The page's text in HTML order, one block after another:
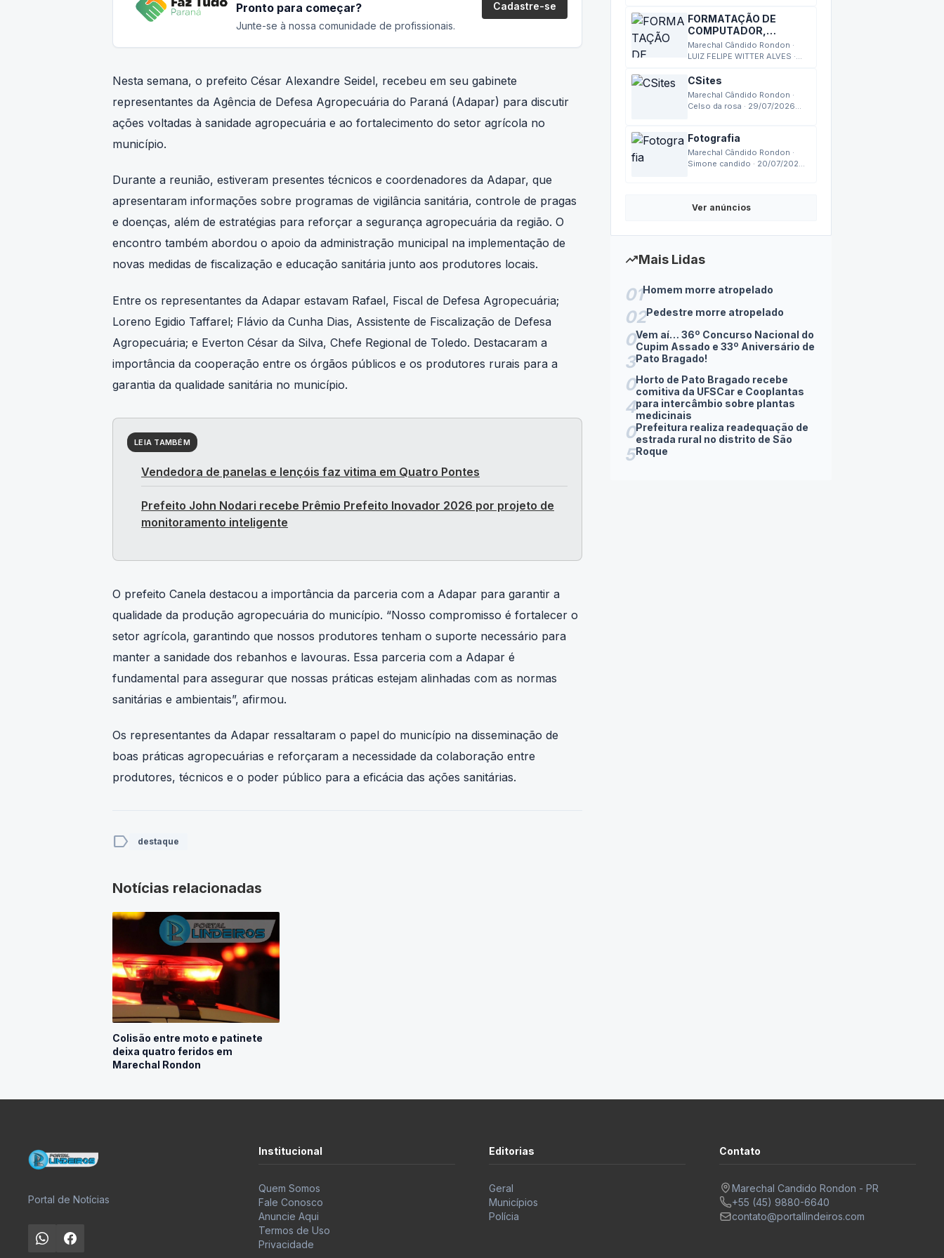
Junte-se à nossa comunidade de profissionais.
representantes da Agência de Defesa Agropecuária do Paraná (Adapar) para discutir
ações voltadas à sanidade agropecuária e ao fortalecimento do setor agrícola no
município.
apresentaram informações sobre programas de vigilância sanitária, controle de pragas
e doenças, além de estratégias para reforçar a segurança agropecuária da região. O
encontro também abordou o apoio da administração municipal na implementação de
novas medidas de fiscalização e educação sanitária junto aos produtores locais.
Loreno Egidio Taffarel; Flávio da Cunha Dias, Assistente de Fiscalização de Defesa
Agropecuária; e Everton César da Silva, Chefe Regional de Toledo. Destacaram a
importância da cooperação entre os órgãos públicos e os produtores rurais para a
garantia da qualidade sanitária no município.
LEIA TAMBÉM
Vendedora de panelas e lençóis faz vitima em Quatro Pontes
Prefeito John Nodari recebe Prêmio Prefeito Inovador 2026 por projeto de
monitoramento inteligente
qualidade da produção agropecuária do município. “Nosso compromisso é fortalecer o
setor agrícola, garantindo que nossos produtores tenham o suporte necessário para
manter a sanidade dos rebanhos e lavouras. Essa parceria com a Adapar é
fundamental para assegurar que nossas práticas estejam alinhadas com as normas
sanitárias e ambientais”, afirmou.
boas práticas agropecuárias e reforçaram a necessidade da colaboração entre
produtores, técnicos e o poder público para a eficácia das ações sanitárias.
MONTAGEM,
MANUTENÇÃO
Marechal Cândido Rondon ·
LUIZ FELIPE WITTER ALVES ·
03/08/2026 17:27
CSites
Marechal Cândido Rondon ·
Celso da rosa · 29/07/2026
18:14
Marechal Cândido Rondon ·
Simone candido · 20/07/2026
14:24
trending_upMais Lidas
02Pedestre morre atropelado
0
3
Vem aí… 36º Concurso Nacional do
Cupim Assado e 33º Aniversário de
Pato Bragado!
0
4
Horto de Pato Bragado recebe
para intercâmbio sobre plantas
medicinais
0
5
Prefeitura realiza readequação de
estrada rural no distrito de São
Roque
Colisão entre moto e patinete
Marechal Rondon
Anuncie Aqui
Termos de Uso
Privacidade
Polícia
contato@portallindeiros.com